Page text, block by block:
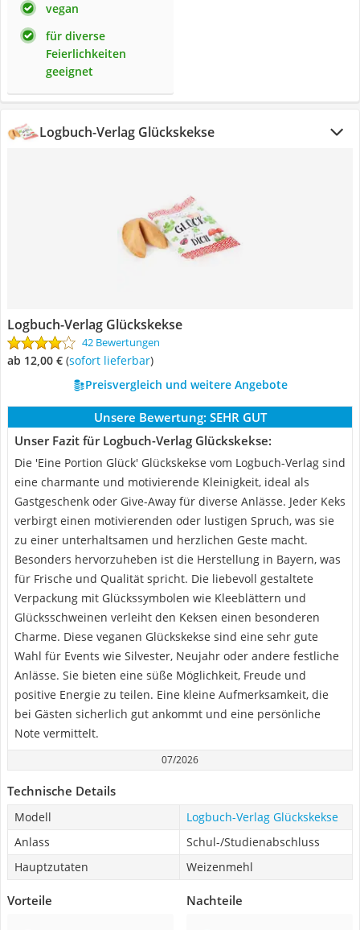
vegan
für diverse
Feierlichkeiten
geeignet
Logbuch-Verlag Glückskekse
Logbuch-Verlag Glückskekse
42 Bewertungen
ab 12,00 € ( Sofort lieferbar)
Preisvergleich und weitere Angebote
Unsere Bewertung: SEHR GUT
Unser Fazit für Logbuch-Verlag Glückskekse:
Die 'Eine Portion Glück' Glückskekse vom Logbuch-Verlag sind
eine charmante und motivierende Kleinigkeit, ideal als
Gastgeschenk oder Give-Away für diverse Anlässe. Jeder Keks
verbirgt einen motivierenden oder lustigen Spruch, was sie
zu einer unterhaltsamen und herzlichen Geste macht.
Besonders hervorzuheben ist die Herstellung in Bayern, was
für Frische und Qualität spricht. Die liebevoll gestaltete
Verpackung mit Glückssymbolen wie Kleeblättern und
Glücksschweinen verleiht den Keksen einen besonderen
Charme. Diese veganen Glückskekse sind eine sehr gute
Wahl für Events wie Silvester, Neujahr oder andere festliche
Anlässe. Sie bieten eine süße Möglichkeit, Freude und
positive Energie zu teilen. Eine kleine Aufmerksamkeit, die
bei Gästen sicherlich gut ankommt und eine persönliche
Note vermittelt.
07/2026
Technische Details
Modell
Logbuch-Verlag Glückskekse
Anlass
Schul-/Studienabschluss
Hauptzutaten
Weizenmehl
Vorteile Nachteile